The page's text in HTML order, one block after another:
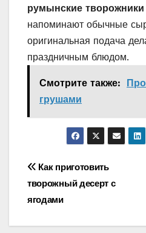
румынские творожники
напоминают обычные
оригинальная подача
праздничным блюдом.
Смотрите также:
грушами
Навигация
по
записям
Как приготовить
творожный десерт с
ягодами